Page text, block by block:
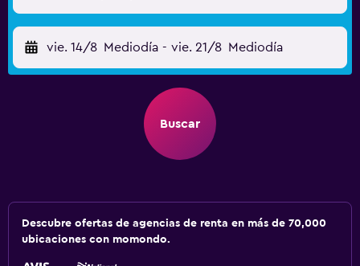
vie. 14/8 Mediodía - vie. 21/8 Mediodía
Buscar
Descubre ofertas de agencias de renta en más de 70,000
ubicaciones con momondo.